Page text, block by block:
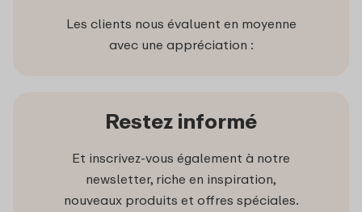
Les clients nous évaluent en moyenne
avec une appréciation :
Restez informé
Et inscrivez-vous également à notre
newsletter, riche en inspiration,
nouveaux produits et offres spéciales.